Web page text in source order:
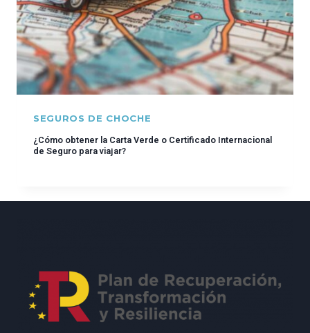
SEGUROS DE CHOCHE
¿Cómo obtener la Carta Verde o Certificado Internacional
de Seguro para viajar?